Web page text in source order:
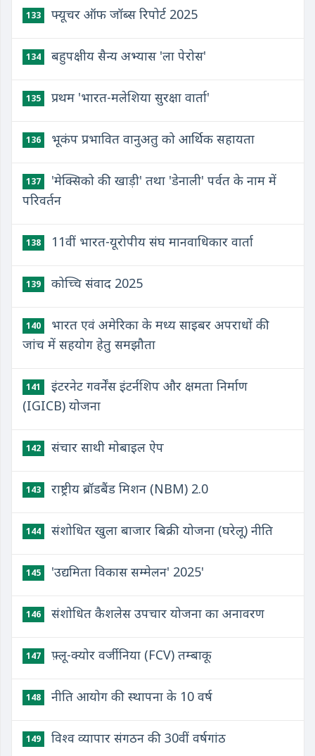
133 फ्यूचर ऑफ जॉब्स रिपोर्ट 2025
134 बहुपक्षीय सैन्य अभ्यास 'ला पेरोस'
135 प्रथम 'भारत-मलेशिया सुरक्षा वार्ता'
136 भूकंप प्रभावित वानुअतु को आर्थिक सहायता
137
'मेक्सिको की खाड़ी' तथा 'डेनाली' पर्वत के नाम में
परिवर्तन
138 11वीं भारत-यूरोपीय संघ मानवाधिकार वार्ता
139 कोच्चि संवाद 2025
140
भारत एवं अमेरिका के मध्य साइबर अपराधों की
जांच में सहयोग हेतु समझौता
141
इंटरनेट गवर्नेंस इंटर्नशिप और क्षमता निर्माण
(IGICB) योजना
142 संचार साथी मोबाइल ऐप
143 राष्ट्रीय ब्रॉडबैंड मिशन (NBM) 2.0
144 संशोधित खुला बाजार बिक्री योजना (घरेलू) नीति
145 'उद्यमिता विकास सम्मेलन' 2025'
146 संशोधित कैशलेस उपचार योजना का अनावरण
147 फ़्लू-क्योर वर्जीनिया (FCV) तम्बाकू
148 नीति आयोग की स्थापना के 10 वर्ष
149 विश्व व्यापार संगठन की 30वीं वर्षगांठ